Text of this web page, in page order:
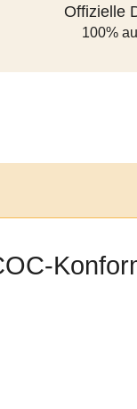
Offizielle
100%